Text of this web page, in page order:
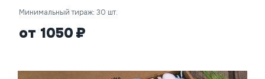
Минимальный тираж: 30 шт.
от 1050